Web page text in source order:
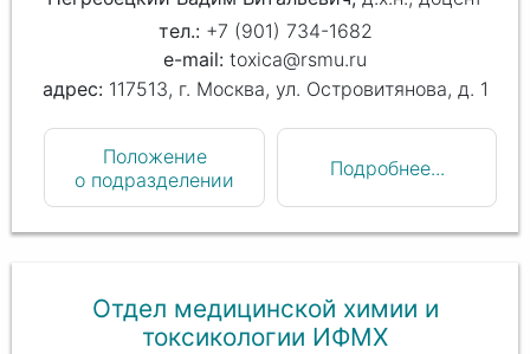
+7 (901) 734-1682
toxica@rsmu.ru
117513, г. Москва, ул. Островитянова, д. 1
Положение
о подразделении
Подробнее...
Отдел медицинской химии и
токсикологии ИФМХ